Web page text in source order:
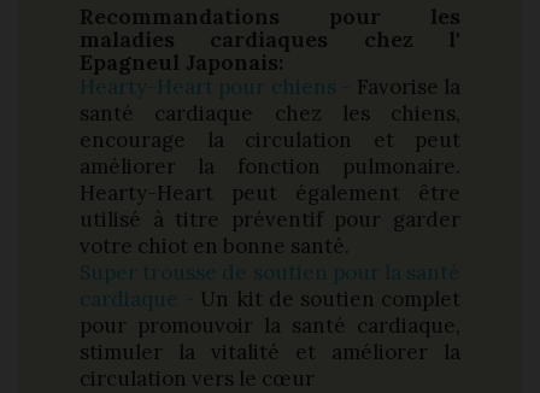
Recommandations pour les
maladies cardiaques chez l'
Epagneul Japonais:
Hearty-Heart pour chiens -
Favorise la
santé cardiaque chez les chiens,
encourage la circulation et peut
améliorer la fonction pulmonaire.
Hearty-Heart peut également être
utilisé à titre préventif pour garder
votre chiot en bonne santé.
Super trousse de soutien pour la santé
cardiaque -
Un kit de soutien complet
pour promouvoir la santé cardiaque,
stimuler la vitalité et améliorer la
circulation vers le cœur